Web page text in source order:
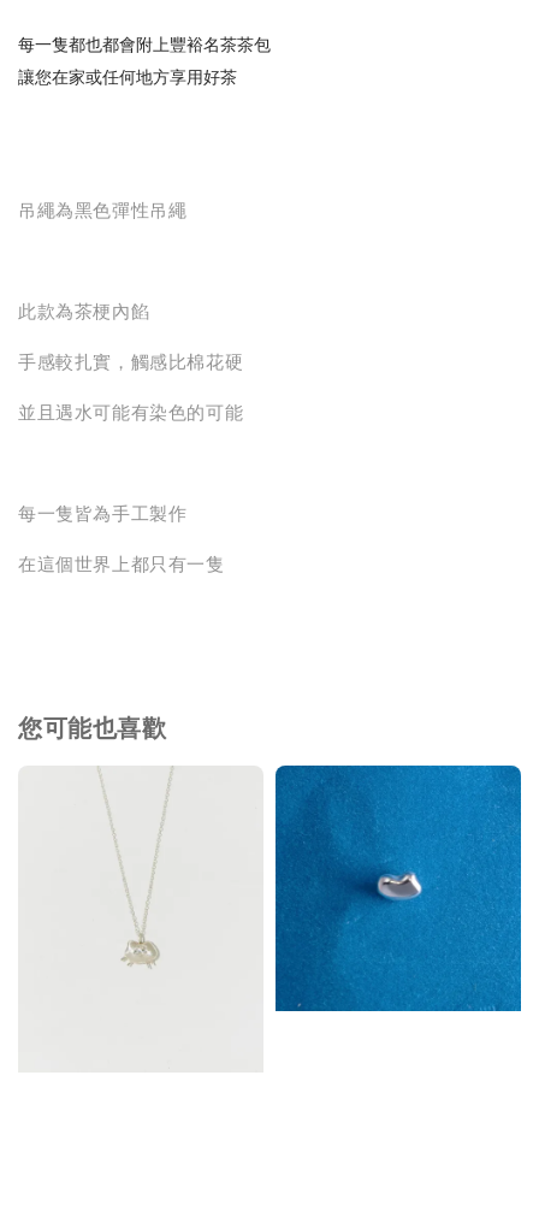
每一隻都也都會附上豐裕名茶茶包
讓您在家或任何地方享用好茶
吊繩為黑色彈性吊繩
此款為茶梗內餡
手感較扎實，觸感比棉花硬
並且遇水可能有染色的可能
每一隻皆為手工製作
在這個世界上都只有一隻
您可能也喜歡